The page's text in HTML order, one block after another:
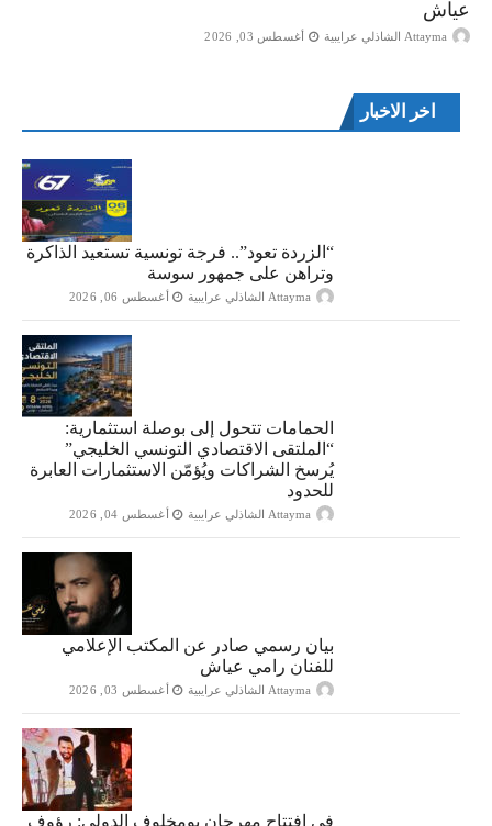
عياش
Attayma الشاذلي عرايبية أغسطس 03, 2026
اخر الاخبار
“الزردة تعود”.. فرجة تونسية تستعيد الذاكرة
وتراهن على جمهور سوسة
Attayma الشاذلي عرايبية أغسطس 06, 2026
الحمامات تتحول إلى بوصلة استثمارية:
“الملتقى الاقتصادي التونسي الخليجي”
يُرسخ الشراكات ويُؤمّن الاستثمارات العابرة
للحدود
Attayma الشاذلي عرايبية أغسطس 04, 2026
بيان رسمي صادر عن المكتب الإعلامي
للفنان رامي عياش
Attayma الشاذلي عرايبية أغسطس 03, 2026
في افتتاح مهرجان بومخلوف الدولي: رؤوف